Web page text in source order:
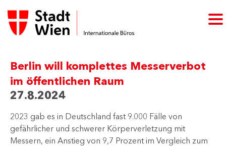
Berlin will komplettes Messerverbot
im öffentlichen Raum
27.8.2024
2023 gab es in Deutschland fast 9.000 Fälle von
gefährlicher und schwerer Körperverletzung mit
Messern, ein Anstieg von 9,7 Prozent im Vergleich zum